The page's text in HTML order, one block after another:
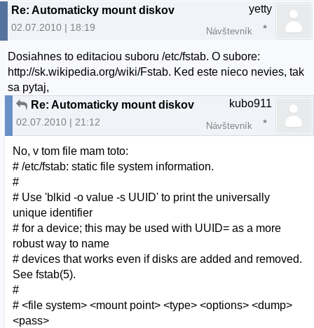
Re: Automaticky mount diskov
02.07.2010 | 18:19
yetty
Návštevník
Dosiahnes to editaciou suboru /etc/fstab. O subore:
http://sk.wikipedia.org/wiki/Fstab. Ked este nieco nevies, tak
sa pytaj,
Re: Automaticky mount diskov
02.07.2010 | 21:12
kubo911
Návštevník
No, v tom file mam toto:
# /etc/fstab: static file system information.
#
# Use 'blkid -o value -s UUID' to print the universally
unique identifier
# for a device; this may be used with UUID= as a more
robust way to name
# devices that works even if disks are added and removed.
See fstab(5).
#
# <file system> <mount point> <type> <options> <dump>
<pass>